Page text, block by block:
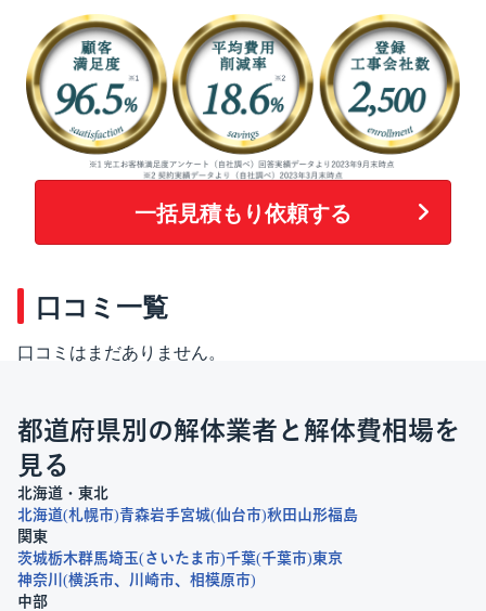
一括見積もり依頼する
口コミ一覧
口コミはまだありません。
都道府県別の解体業者と解体費相場を
見る
北海道・東北
北海道 札幌市 青森岩手宮城 仙台市 秋田 山形福島
関東
茨城栃木群馬埼玉 さいたま市 千葉 千葉市 東京
神奈川
横浜市 川崎市
相模原市
中部